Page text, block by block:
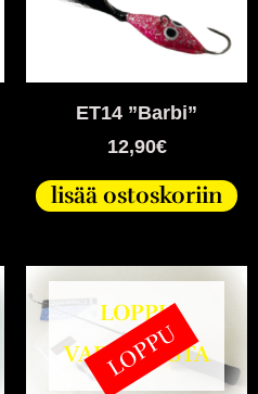
ET14 ”Barbi”
12,90€
lisää ostoskoriin
LOPPU
VARASTOSTA
LOPPU